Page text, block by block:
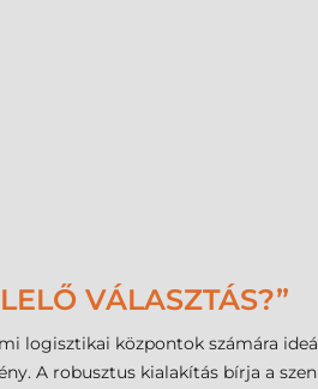
VÁLASZTÁS?”
logisztikai központok számára
A robusztus kialakítás bírja a